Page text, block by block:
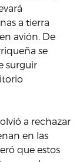
a tierra
avión. De
se
surguir
a rechazar
en las
que estos